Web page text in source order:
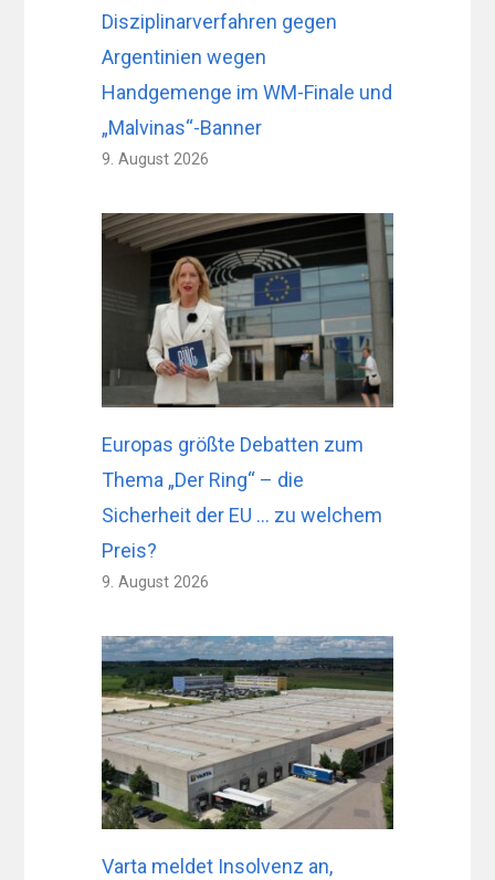
Disziplinarverfahren gegen
Argentinien wegen
Handgemenge im WM-Finale und
„Malvinas“-Banner
9. August 2026
Europas größte Debatten zum
Thema „Der Ring“ – die
Sicherheit der EU … zu welchem ​​
Preis?
9. August 2026
Varta meldet Insolvenz an,